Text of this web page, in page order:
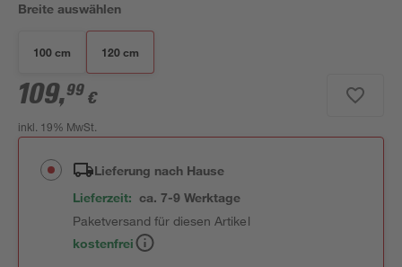
Breite auswählen
100 cm 120 cm
109,99 €
inkl. 19% MwSt.
Lieferung nach Hause
Lieferzeit: ca. 7-9 Werktage
Paketversand für diesen Artikel
kostenfrei